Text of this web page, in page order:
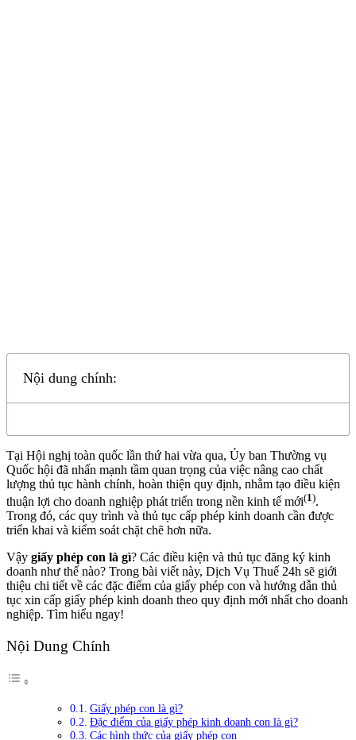
Nội dung chính:
Tại Hội nghị toàn quốc lần thứ hai vừa qua, Ủy ban Thường vụ
Quốc hội đã nhấn mạnh tầm quan trọng của việc nâng cao chất
lượng thủ tục hành chính, hoàn thiện quy định, nhằm tạo điều kiện
thuận lợi cho doanh nghiệp phát triển trong nền kinh tế mới(1).
Trong đó, các quy trình và thủ tục cấp phép kinh doanh cần được
triển khai và kiểm soát chặt chẽ hơn nữa.
Vậy giấy phép con là gì? Các điều kiện và thủ tục đăng ký kinh
doanh như thế nào? Trong bài viết này, Dịch Vụ Thuế 24h sẽ giới
thiệu chi tiết về các đặc điểm của giấy phép con và hướng dẫn thủ
tục xin cấp giấy phép kinh doanh theo quy định mới nhất cho doanh
nghiệp. Tìm hiểu ngay!
Nội Dung Chính
Giấy phép con là gì?
Đặc điểm của giấy phép kinh doanh con là gì?
Các hình thức của giấy phép con